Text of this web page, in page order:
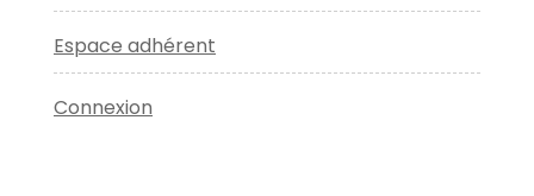
Espace adhérent
Connexion